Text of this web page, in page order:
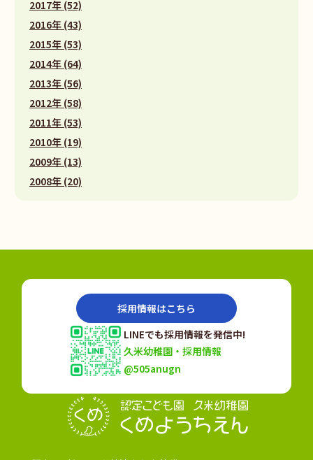
2017年 (52)
2016年 (43)
2015年 (53)
2014年 (64)
2013年 (56)
2012年 (58)
2011年 (53)
2010年 (19)
2009年 (13)
2008年 (20)
採用情報はこちら
LINEでも採用情報を発信中!
久米幼稚園・採用情報
@505anugn